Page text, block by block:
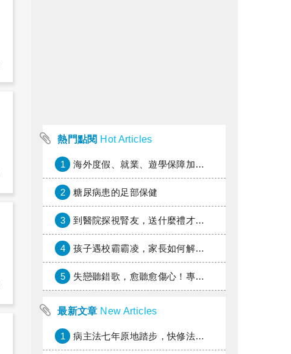
熱門點閱 Hot Articles
1 海外度假、就業、遊學保障加倍，富邦產險「一期逐夢」專案加碼遠距醫療與緊急救援
2 糖尿病患的足部保健
3 到醫院探視腎友，送什麼禮才好？
4 孩子遇校霸霸凌，家長如何解圍？
5 失戀聽錯歌，愈聽愈傷心！專家教你挑對療傷情歌
最新文章 New Articles
1 病主法七年原地踏步，快修法讓病人自主決定善終